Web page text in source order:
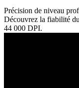
Précision de niveau
Découvrez la fiabilité
44 000 DPI.